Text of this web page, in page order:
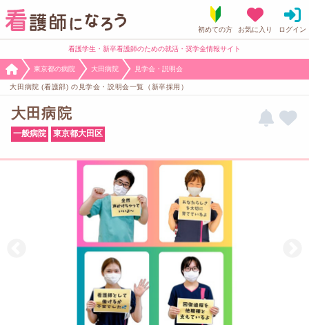
看護学生・新卒看護師のための就活・奨学金情報サイト
東京都の病院 大田病院 見学会・説明会
大田病院 (看護部) の見学会・説明会一覧（新卒採用）
大田病院
一般病院 東京都大田区